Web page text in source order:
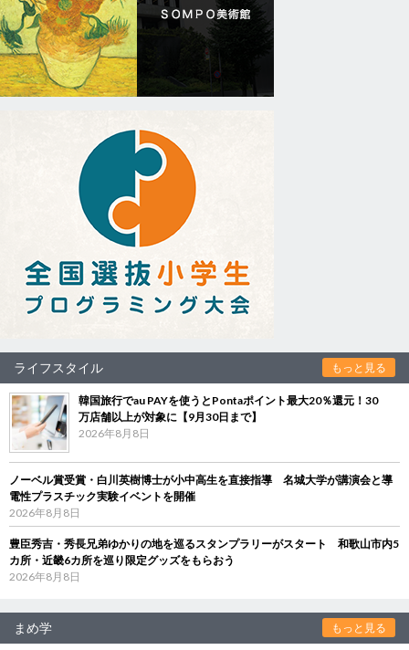
ライフスタイル もっと見る
韓国旅行でau PAYを使うとPontaポイント最大20％還元！30
万店舗以上が対象に【9月30日まで】
2026年8月8日
ノーベル賞受賞・白川英樹博士が小中高生を直接指導 名城大学が講演会と導
電性プラスチック実験イベントを開催
2026年8月8日
豊臣秀吉・秀長兄弟ゆかりの地を巡るスタンプラリーがスタート 和歌山市内5
カ所・近畿6カ所を巡り限定グッズをもらおう
2026年8月8日
まめ学 もっと見る